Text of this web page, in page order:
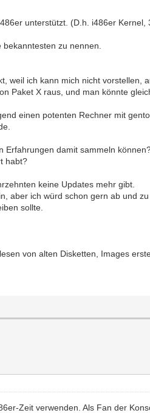
unterstützt. (D.h. i486er Kernel,
bekanntesten zu nennen.
weil ich kann mich nicht vorstellen,
Paket X raus, und man könnte
einen potenten Rechner mit
Erfahrungen damit sammeln
habt?
keine Updates mehr gibt.
aber ich würd schon gern ab und
sollte.
von alten Disketten, Images
Zeit verwenden. Als Fan der